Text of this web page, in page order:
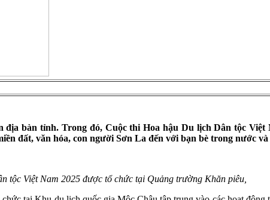
bàn tỉnh. Trong đó, Cuộc thi Hoa hậu Du lịch Dân tộc
đất, văn hóa, con người Sơn La đến với bạn bè trong nước và
tộc Việt Nam 2025 được tổ chức tại Quảng trường Khăn piêu,